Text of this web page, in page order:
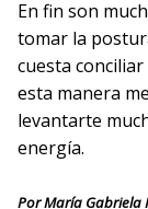
En fin son
tomar la
cuesta
esta manera
levantarte
energía.
Por María Gabriela